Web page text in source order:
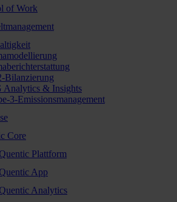
of Work
Bilanzierung
Analytics & Insights
3-Emissionsmanagement
Core
Quentic Plattform
Quentic App
Quentic Analytics